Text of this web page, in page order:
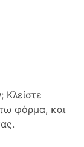
Kλείστε
φόρμα, και